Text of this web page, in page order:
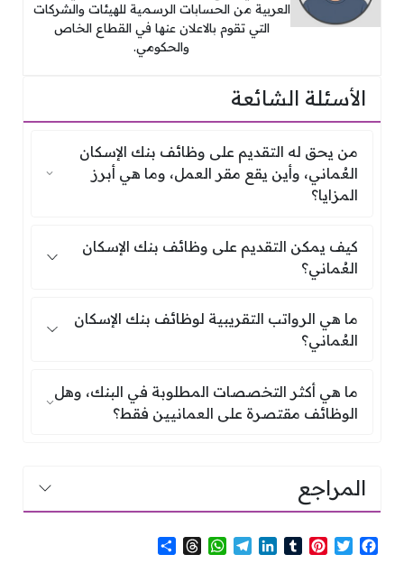
العربية من الحسابات الرسمية للهيئات والشركات
التي تقوم بالاعلان عنها في القطاع الخاص
والحكومي.
الأسئلة الشائعة
من يحق له التقديم على وظائف بنك
من يحق له التقديم على وظائف بنك الإسكان
العُماني، وأين يقع مقر العمل، وما هي أبرز
المزايا؟
كيف يمكن التقديم على وظائف بنك
كيف يمكن التقديم على وظائف بنك الإسكان
العُماني؟
ما هي الرواتب التقريبية لوظائف بنك
ما هي الرواتب التقريبية لوظائف بنك الإسكان
العُماني؟
ما هي أكثر التخصصات المطلوبة في
ما هي أكثر التخصصات المطلوبة في البنك، وهل
الوظائف مقتصرة على العمانيين فقط؟
المراجع
W